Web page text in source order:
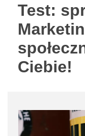
Test:
Ciebie!